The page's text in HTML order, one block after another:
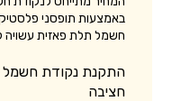
באמצעות תופסני
חשמל תלת פאזית עשויה
התקנת נקודת חשמל
חציבה